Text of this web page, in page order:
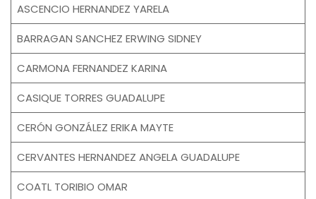
ASCENCIO HERNANDEZ YARELA
BARRAGAN SANCHEZ ERWING SIDNEY
CARMONA FERNANDEZ KARINA
CASIQUE TORRES GUADALUPE
CERÓN GONZÁLEZ ERIKA MAYTE
CERVANTES HERNANDEZ ANGELA GUADALUPE
COATL TORIBIO OMAR